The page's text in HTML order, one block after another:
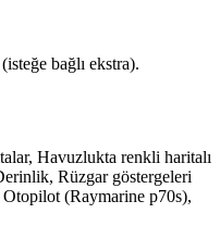
bağlı ekstra).
Havuzlukta renkli haritalı
Rüzgar göstergeleri
(Raymarine p70s),